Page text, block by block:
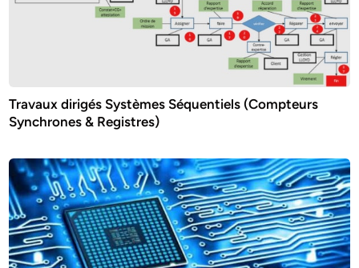
Travaux dirigés Systèmes Séquentiels (Compteurs
Synchrones & Registres)